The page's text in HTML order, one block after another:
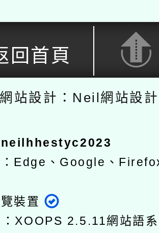
回首頁
網站設計：Neil網站設
neilhhestyc2023
：Edge、Google、
裝置
XOOPS 2.5.11網站語